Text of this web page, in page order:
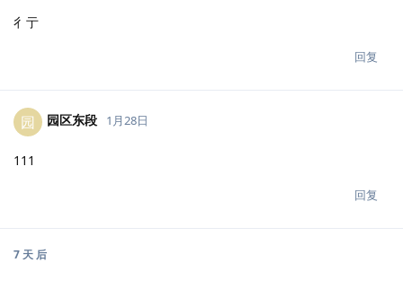
彳亍
回复
园 园区东段 1月28日
111
回复
7 天 后